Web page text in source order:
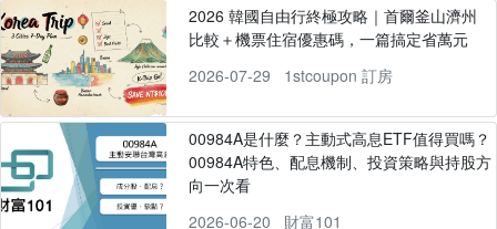
2026 韓國自由行終極攻略｜首爾釜山濟州
比較＋機票住宿優惠碼，一篇搞定省萬元
2026-07-29
1stcoupon 訂房
00984A是什麼？主動式高息ETF值得買嗎？
00984A特色、配息機制、投資策略與持股方
向一次看
2026-06-20
財富101